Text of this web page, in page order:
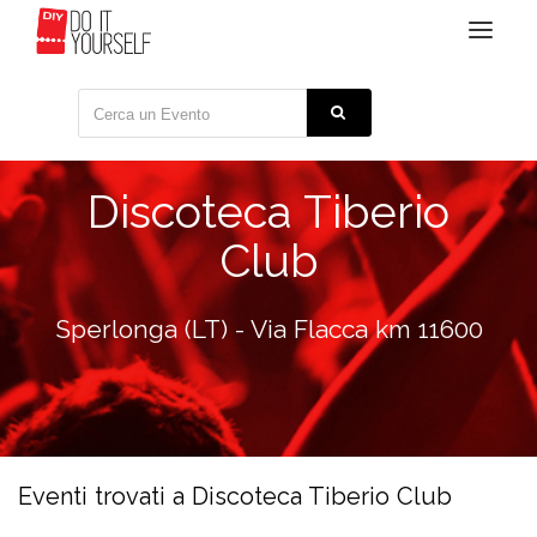
Toggle
Discoteca Tiberio
Club
Sperlonga (LT) - Via Flacca km 11600
Eventi trovati a Discoteca Tiberio Club